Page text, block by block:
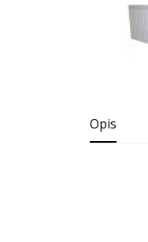
Opis